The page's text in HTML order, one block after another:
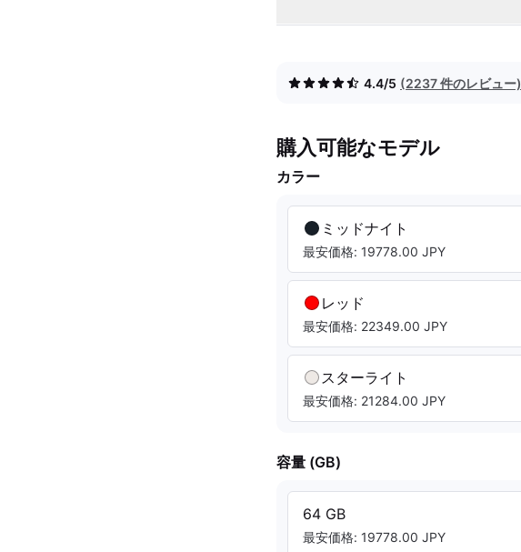
4.4/5 (2237 件のレビュー)
購入可能なモデル
カラー
ミッドナイト
最安価格: 19778.00 JPY
レッド
最安価格: 22349.00 JPY
スターライト
最安価格: 21284.00 JPY
容量 (GB)
64 GB
最安価格: 19778.00 JPY